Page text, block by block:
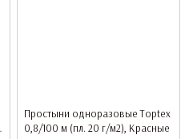
Простыни одноразовые Toptex
0,8/100 м (пл. 20 г/м2), Красные